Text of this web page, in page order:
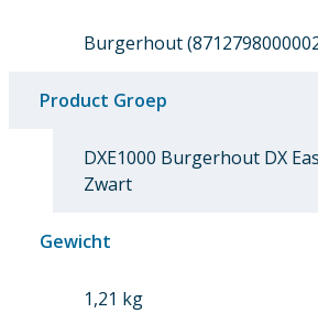
Burgerhout
Product Groep
DXE1000 Burgerhout DX
Zwart
Gewicht
1,21 kg